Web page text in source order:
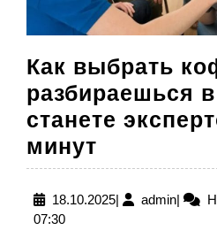
Как выбрать
разбираешься
станете
минут
выбрать
кофе,
18.10.202518.10.2025
| adminadmin
|
07:30